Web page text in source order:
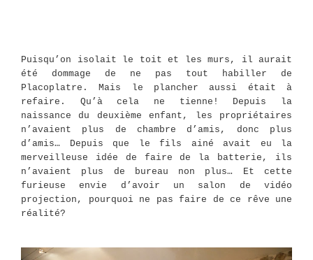
Puisqu’on isolait le toit et les murs, il aurait
été dommage de ne pas tout habiller de
Placoplatre. Mais le plancher aussi était à
refaire. Qu’à cela ne tienne! Depuis la
naissance du deuxième enfant, les propriétaires
n’avaient plus de chambre d’amis, donc plus
d’amis… Depuis que le fils ainé avait eu la
merveilleuse idée de faire de la batterie, ils
n’avaient plus de bureau non plus… Et cette
furieuse envie d’avoir un salon de vidéo
projection, pourquoi ne pas faire de ce rêve une
réalité?